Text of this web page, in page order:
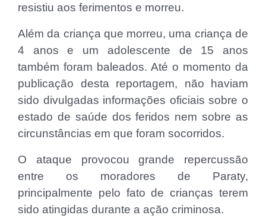
resistiu aos ferimentos e morreu.
Além da criança que morreu, uma criança de
4 anos e um adolescente de 15 anos
também foram baleados. Até o momento da
publicação desta reportagem, não haviam
sido divulgadas informações oficiais sobre o
estado de saúde dos feridos nem sobre as
circunstâncias em que foram socorridos.
O ataque provocou grande repercussão
entre os moradores de Paraty,
principalmente pelo fato de crianças terem
sido atingidas durante a ação criminosa.